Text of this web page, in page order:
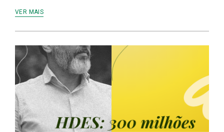
VER MAIS